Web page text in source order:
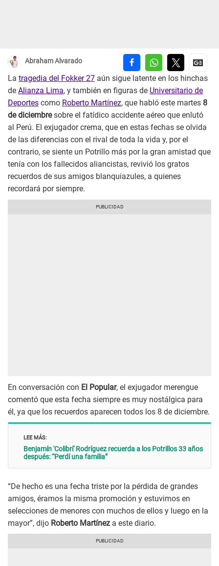
Abraham Alvarado
La tragedia del Fokker 27 aún sigue latente en los hinchas
de Alianza Lima, y también en figuras de Universitario de
Deportes como Roberto Martínez, que habló este martes 8
de diciembresobre el fatídico accidente aéreo que enlutó
al Perú. El exjugador crema, que en estas fechas se olvida
de las diferencias con el rival de toda la vida y, por el
contrario, se siente un Potrillo más por la gran amistad que
tenía con los fallecidos aliancistas, revivió los gratos
recuerdos de sus amigos blanquiazules, a quienes
recordará por siempre.
En conversación con El Popular, el exjugador merengue
comentó que esta fecha siempre es muy nostálgica para
él, ya que los recuerdos aparecen todos los 8 de diciembre.
LEE MÁS:
Benjamín 'Colibrí' Rodríguez recuerda a los Potrillos 33 años
después: “Perdí una familia”
“De hecho es una fecha triste por la pérdida de grandes
amigos, éramos la misma promoción y estuvimos en
selecciones de menores con muchos de ellos y luego en la
mayor”, dijo Roberto Martínez a este diario.